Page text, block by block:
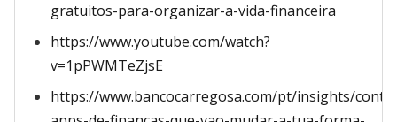
gratuitos-para-organizar-a-vida-financeira
https://www.youtube.com/watch?
v=1pPWMTeZjsE
https://www.bancocarregosa.com/pt/insights/